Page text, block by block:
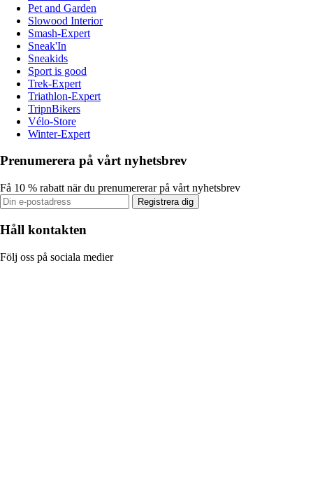
Pet and Garden
Slowood Interior
Smash-Expert
Sneak'In
Sneakids
Sport is good
Trek-Expert
Triathlon-Expert
TripnBikers
Vélo-Store
Winter-Expert
Prenumerera på vårt nyhetsbrev
Få 10 % rabatt när du prenumererar på vårt nyhetsbrev
Registrera dig
Håll kontakten
Följ oss på sociala medier